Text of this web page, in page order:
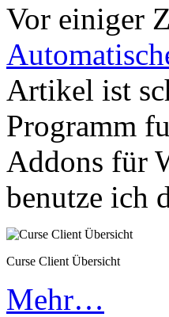
Vor einiger
Artikel ist
Programm
Addons für
benutze ich
Curse Client Übersicht
Mehr…